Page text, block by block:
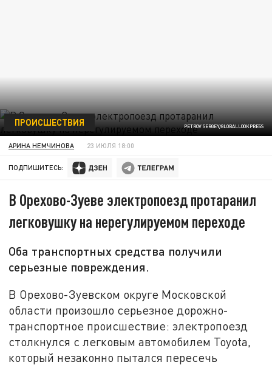
PETROV SERGEY/GLOBALLOOKPRESS
ПРОИСШЕСТВИЯ
АРИНА НЕМЧИНОВА 23 ИЮЛЯ 18:00
ПОДПИШИТЕСЬ:
В Орехово-Зуеве электропоезд протаранил
легковушку на нерегулируемом переходе
Оба транспортных средства получили
серьезные повреждения.
В Орехово-Зуевском округе Московской
области произошло серьезное дорожно-
транспортное происшествие: электропоезд
столкнулся с легковым автомобилем Toyota,
который незаконно пытался пересечь